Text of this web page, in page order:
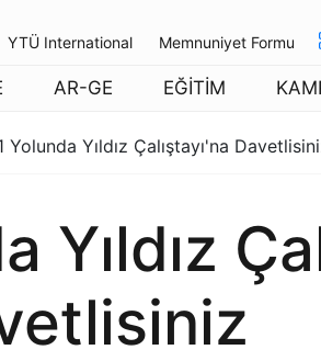
YTÜ International Memnuniyet Formu
AR-GE EĞİTİM
Yolunda Yıldız Çalıştayı'na
Yıldız